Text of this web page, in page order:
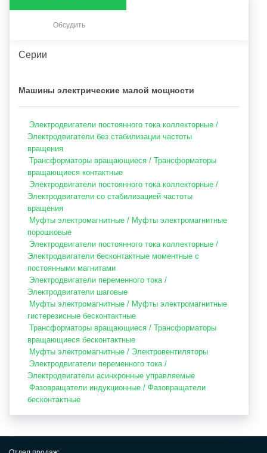
Обсудить
Серии
Машины электрические малой мощности
Электродвигатели постоянного тока коллекторные /
Электродвигатели без стабилизации частоты
вращения
Трансформаторы вращающиеся / Трансформаторы
вращающиеся контактные
Электродвигатели постоянного тока коллекторные /
Электродвигатели со стабилизацией частоты
вращения
Муфты электромагнитные / Муфты электромагнитные
порошковые
Электродвигатели постоянного тока коллекторные /
Электродвигатели бесконтактные моментные с
постоянными магнитами
Электродвигатели переменного тока /
Электродвигатели шаговые
Муфты электромагнитные / Муфты электромагнитные
гистерезисные бесконтактные
Трансформаторы вращающиеся / Трансформаторы
вращающиеся бесконтактные
Муфты электромагнитные / Электровентиляторы
Электродвигатели переменного тока /
Электродвигатели асинхронные управляемые
Фазовращатели индукционные / Фазовращатели
бесконтактные